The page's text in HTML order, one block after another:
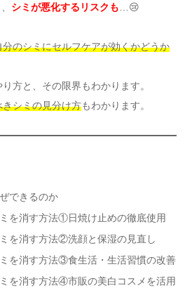
シミが悪化するリスクも…😢
分のシミにセルフケアが効くかどうか
方と、その限界もわかります。
シミの見分け方もわかります。
できるのか
を消す方法①日焼け止めの徹底使用
を消す方法②洗顔と保湿の見直し
を消す方法③食生活・生活習慣の改善
を消す方法④市販の美白コスメを活用